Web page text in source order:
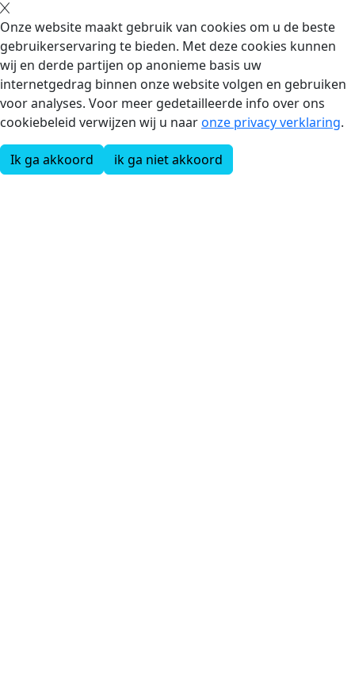
Onze website maakt gebruik van cookies om u de beste
gebruikerservaring te bieden. Met deze cookies kunnen
wij en derde partijen op anonieme basis uw
internetgedrag binnen onze website volgen en gebruiken
voor analyses. Voor meer gedetailleerde info over ons
cookiebeleid verwijzen wij u naaronze privacy verklaring.
Ik ga akkoord ik ga niet akkoord